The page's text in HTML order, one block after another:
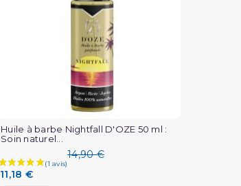
Huile à barbe Nightfall D'OZE 50 ml :
Soin naturel...
14,90 €
11,18 €